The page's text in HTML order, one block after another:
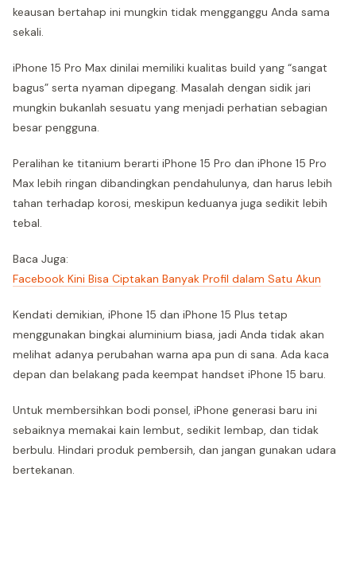
keausan bertahap ini mungkin tidak mengganggu Anda sama
sekali.
iPhone 15 Pro Max dinilai memiliki kualitas build yang “sangat
bagus” serta nyaman dipegang. Masalah dengan sidik jari
mungkin bukanlah sesuatu yang menjadi perhatian sebagian
besar pengguna.
Peralihan ke titanium berarti iPhone 15 Pro dan iPhone 15 Pro
Max lebih ringan dibandingkan pendahulunya, dan harus lebih
tahan terhadap korosi, meskipun keduanya juga sedikit lebih
tebal.
Baca Juga:
Facebook Kini Bisa Ciptakan Banyak Profil dalam Satu Akun
Kendati demikian, iPhone 15 dan iPhone 15 Plus tetap
menggunakan bingkai aluminium biasa, jadi Anda tidak akan
melihat adanya perubahan warna apa pun di sana. Ada kaca
depan dan belakang pada keempat handset iPhone 15 baru.
Untuk membersihkan bodi ponsel, iPhone generasi baru ini
sebaiknya memakai kain lembut, sedikit lembap, dan tidak
berbulu. Hindari produk pembersih, dan jangan gunakan udara
bertekanan.